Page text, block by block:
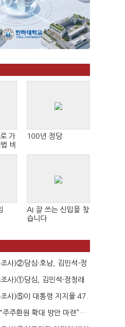
가
비
100년 정당
AI 잘 쓰는 신입을 찾
습니다
사)②당심·호남, 김민석-정
전'...
사)①당심, 김민석·정청래
통령 ...
사)⑤이 대통령 지지율 47.
만에 ...
주주환원 확대 방안 마련”…
명...